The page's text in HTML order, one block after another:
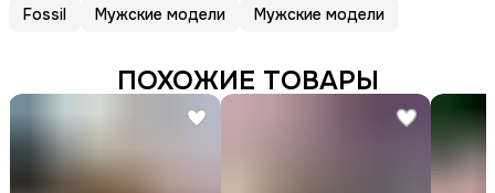
Fossil Мужские модели Мужские модели
ПОХОЖИЕ ТОВАРЫ